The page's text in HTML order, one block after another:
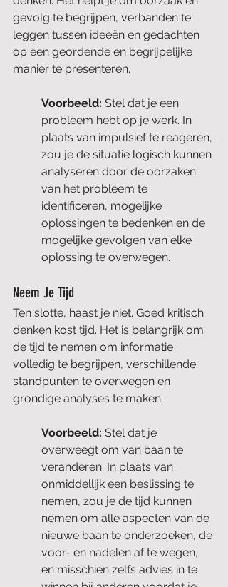
gevolg te begrijpen, verbanden te
leggen tussen ideeën en gedachten
op een geordende en begrijpelijke
manier te presenteren.
Voorbeeld: Stel dat je een
probleem hebt op je werk. In
plaats van impulsief te reageren,
zou je de situatie logisch kunnen
analyseren door de oorzaken
van het probleem te
identificeren, mogelijke
oplossingen te bedenken en de
mogelijke gevolgen van elke
oplossing te overwegen.
Neem Je Tijd
Ten slotte, haast je niet. Goed kritisch
denken kost tijd. Het is belangrijk om
de tijd te nemen om informatie
volledig te begrijpen, verschillende
standpunten te overwegen en
grondige analyses te maken.
Voorbeeld: Stel dat je
overweegt om van baan te
veranderen. In plaats van
onmiddellijk een beslissing te
nemen, zou je de tijd kunnen
nemen om alle aspecten van de
nieuwe baan te onderzoeken, de
voor- en nadelen af te wegen,
en misschien zelfs advies in te